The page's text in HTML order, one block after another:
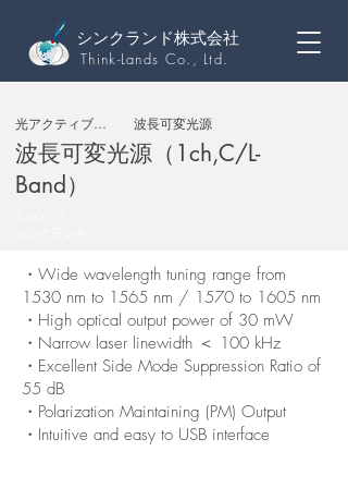
シンクランド株式会社
Think-Lands Co., Ltd.
光アクティブ製品 波長可変光源
波長可変光源（1ch,C/L-
Band）
・Wide wavelength tuning range from
1530 nm to 1565 nm / 1570 to 1605 nm
・High optical output power of 30 mW
・Narrow laser linewidth ＜ 100 kHz
・Excellent Side Mode Suppression Ratio of
55 dB
・Polarization Maintaining (PM) Output
・Intuitive and easy to USB interface